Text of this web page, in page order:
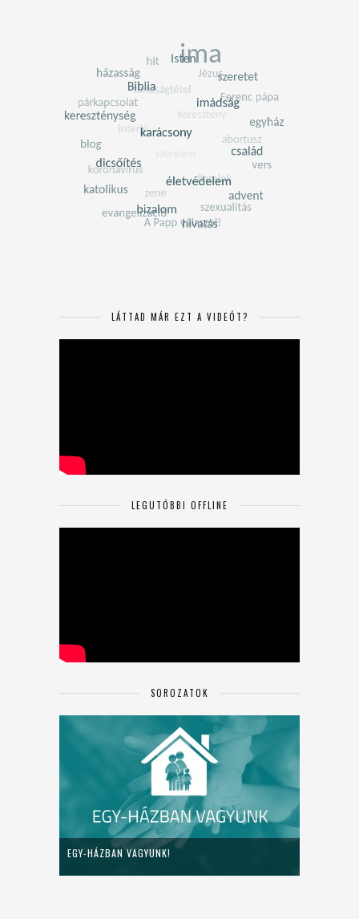
LÁTTAD MÁR EZT A VIDEÓT?
LEGUTÓBBI OFFLINE
SOROZATOK
EGY-HÁZBAN VAGYUNK!